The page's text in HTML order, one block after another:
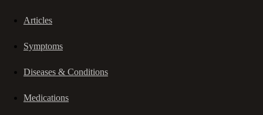
Articles
Symptoms
Diseases & Conditions
Medications